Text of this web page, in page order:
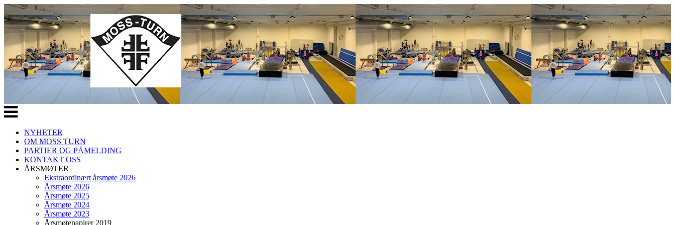
Veksle
navigasjon
NYHETER
OM MOSS TURN
PARTIER OG PÅMELDING
KONTAKT OSS
ÅRSMØTER
Ekstraordinært årsmøte 2026
Årsmøte 2026
Årsmøte 2025
Årsmøte 2024
Årsmøte 2023
Årsmøtepapirer 2019